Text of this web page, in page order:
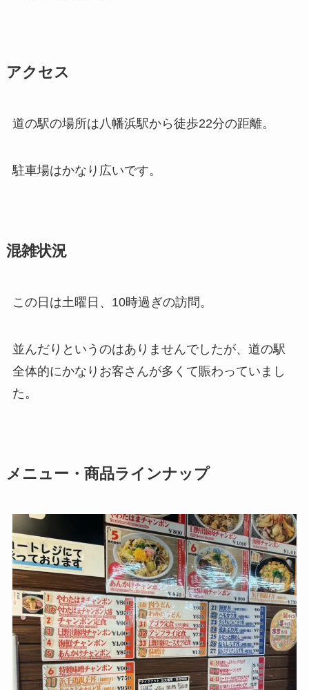
アクセス
道の駅の場所は八幡浜駅から徒歩22分の距離。
駐車場はかなり広いです。
混雑状況
この日は土曜日、10時過ぎの訪問。
並んだりというのはありませんでしたが、道の駅
全体的にかなりお客さんが多くて賑わっていまし
た。
メニュー・商品ラインナップ